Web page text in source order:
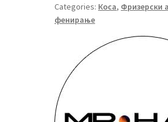
18
мм
Categories: Коса, Фризерски
фенирање